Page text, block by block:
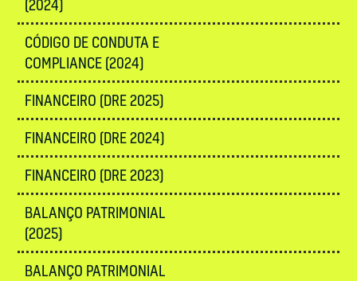
(2024)
CÓDIGO DE CONDUTA E
COMPLIANCE (2024)
FINANCEIRO (DRE 2025)
FINANCEIRO (DRE 2024)
FINANCEIRO (DRE 2023)
BALANÇO PATRIMONIAL
(2025)
BALANÇO PATRIMONIAL